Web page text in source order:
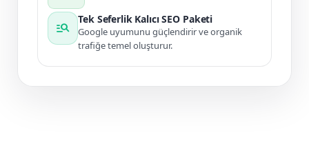
manage_search
Tek Seferlik Kalıcı SEO Paketi
Google uyumunu güçlendirir ve organik
trafiğe temel oluşturur.